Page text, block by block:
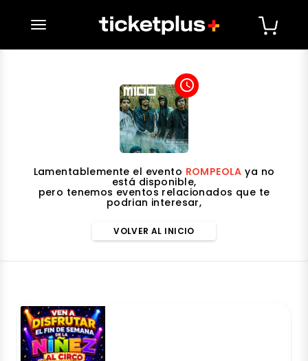
desplegar navegación
access_time
Lamentablemente el evento ROMPEOLA ya no
está disponible,
pero tenemos eventos relacionados que te
podrian interesar,
VOLVER AL INICIO